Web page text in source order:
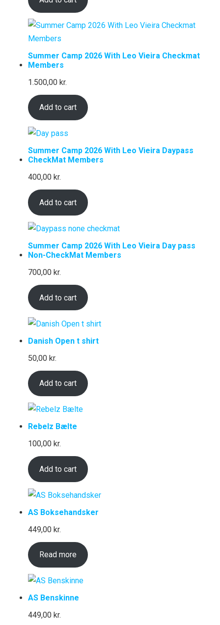
Summer Camp 2026 With Leo Vieira Checkmat
Members
1.500,00 kr.
Add to cart
Summer Camp 2026 With Leo Vieira Daypass
CheckMat Members
400,00 kr.
Add to cart
Summer Camp 2026 With Leo Vieira Day pass
Non-CheckMat Members
700,00 kr.
Add to cart
Danish Open t shirt
50,00 kr.
Add to cart
Rebelz Bælte
100,00 kr.
Add to cart
AS Boksehandsker
449,00 kr.
Read more
AS Benskinne
449,00 kr.